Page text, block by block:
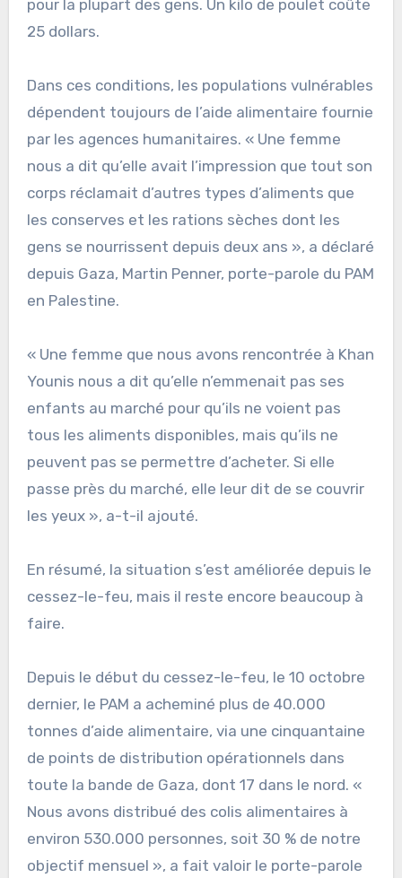
pour la plupart des gens. Un kilo de poulet coûte
25 dollars.
Dans ces conditions, les populations vulnérables
dépendent toujours de l’aide alimentaire fournie
par les agences humanitaires. « Une femme
nous a dit qu’elle avait l’impression que tout son
corps réclamait d’autres types d’aliments que
les conserves et les rations sèches dont les
gens se nourrissent depuis deux ans », a déclaré
depuis Gaza, Martin Penner, porte-parole du PAM
en Palestine.
« Une femme que nous avons rencontrée à Khan
Younis nous a dit qu’elle n’emmenait pas ses
enfants au marché pour qu’ils ne voient pas
tous les aliments disponibles, mais qu’ils ne
peuvent pas se permettre d’acheter. Si elle
passe près du marché, elle leur dit de se couvrir
les yeux », a-t-il ajouté.
En résumé, la situation s’est améliorée depuis le
cessez-le-feu, mais il reste encore beaucoup à
faire.
Depuis le début du cessez-le-feu, le 10 octobre
dernier, le PAM a acheminé plus de 40.000
tonnes d’aide alimentaire, via une cinquantaine
de points de distribution opérationnels dans
toute la bande de Gaza, dont 17 dans le nord. «
Nous avons distribué des colis alimentaires à
environ 530.000 personnes, soit 30 % de notre
objectif mensuel », a fait valoir le porte-parole